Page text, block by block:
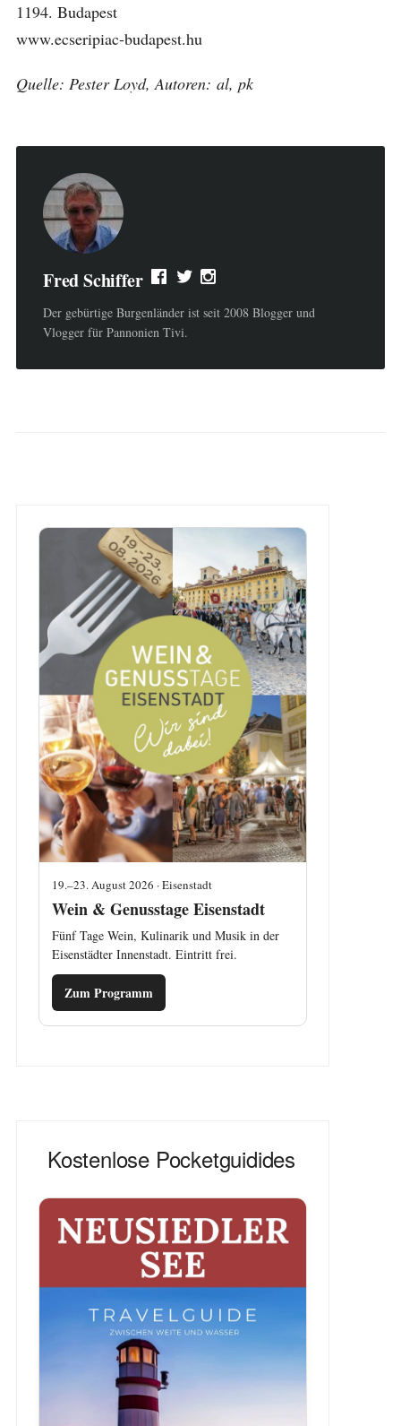
1194. Budapest
www.ecseripiac-budapest.hu
Quelle: Pester Loyd, Autoren: al, pk
Fred Schiffer
Der gebürtige Burgenländer ist seit 2008 Blogger und
Vlogger für Pannonien Tivi.
19.–23. August 2026 · Eisenstadt
Wein & Genusstage Eisenstadt
Fünf Tage Wein, Kulinarik und Musik in der
Eisenstädter Innenstadt. Eintritt frei.
Zum Programm
Kostenlose Pocketguidides